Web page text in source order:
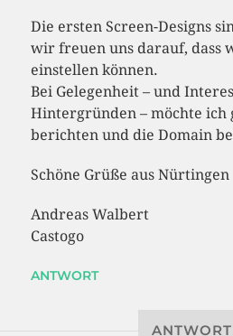
Die ersten Screen-Designs
wir freuen uns darauf, dass
einstellen können.
Bei Gelegenheit – und
Hintergründen – möchte ich
berichten und die Domain
Schöne Grüße aus Nürtingen
Andreas Walbert
Castogo
ANTWORT